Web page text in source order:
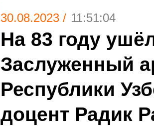
30.08.2023 / 11:51:04
На 83 году
Заслуженный
Республики
доцент Радик